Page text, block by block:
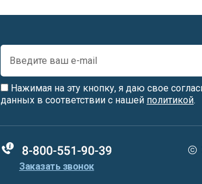
Нажимая на эту кнопку, я даю свое
данных в соответствии с нашей политикой.
88005555550
Заказать звонок